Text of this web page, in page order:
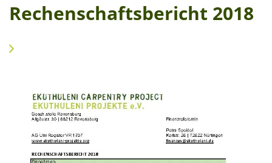
SUCHE
Suchen
Startseite
Über uns
Satzung
Rechenschaftsbericht 2018